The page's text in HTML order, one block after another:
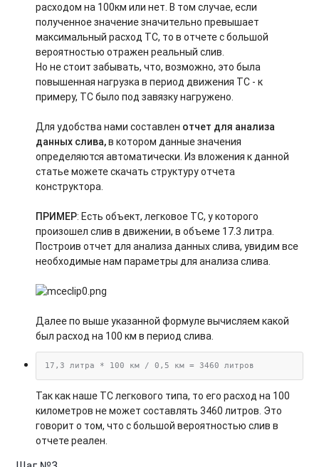
расходом на 100км или нет. В том случае, если
полученное значение значительно превышает
максимальный расход ТС, то в отчете с большой
вероятностью отражен реальный слив.
Но не стоит забывать, что, возможно, это была
повышенная нагрузка в период движения ТС - к
примеру, ТС было под завязку нагружено.
Для удобства нами составлен отчет для анализа
данных слива,в котором данные значения
определяются автоматически. Из вложения к данной
статье можете скачать структуру отчета
конструктора.
ПРИМЕР: Есть объект, легковое ТС, у которого
произошел слив в движении, в объеме 17.3 литра.
Построив отчет для анализа данных слива, увидим все
необходимые нам параметры для анализа слива.
Далее по выше указанной формуле вычисляем какой
был расход на 100 км в период слива.
17,3 литра * 100 км / 0,5 км = 3460 литров
Так как наше ТС легкового типа, то его расход на 100
километров не может составлять 3460 литров. Это
говорит о том, что с большой вероятностью слив в
отчете реален.